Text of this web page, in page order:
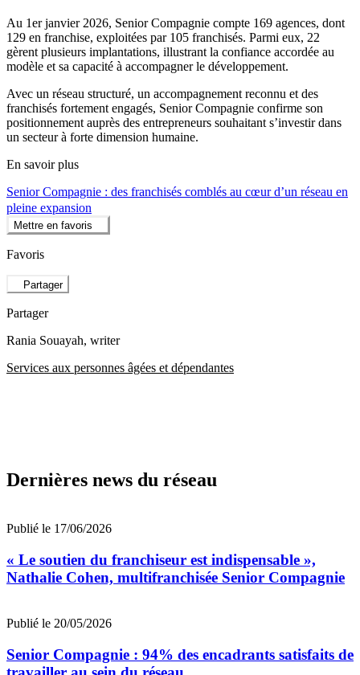
Au 1er janvier 2026, Senior Compagnie compte 169 agences, dont
129 en franchise, exploitées par 105 franchisés. Parmi eux, 22
gèrent plusieurs implantations, illustrant la confiance accordée au
modèle et sa capacité à accompagner le développement.
Avec un réseau structuré, un accompagnement reconnu et des
franchisés fortement engagés, Senior Compagnie confirme son
positionnement auprès des entrepreneurs souhaitant s’investir dans
un secteur à forte dimension humaine.
En savoir plus
Senior Compagnie : des franchisés comblés au cœur d’un réseau en
pleine expansion
Mettre en favoris
Favoris
Partager
Partager
Rania Souayah, writer
Services aux personnes âgées et dépendantes
Dernières news du réseau
Publié le 17/06/2026
« Le soutien du franchiseur est indispensable »,
Nathalie Cohen, multifranchisée Senior Compagnie
Publié le 20/05/2026
Senior Compagnie : 94% des encadrants satisfaits de